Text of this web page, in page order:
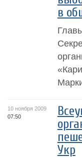
в
10 ноября 2009
07:50
Укр